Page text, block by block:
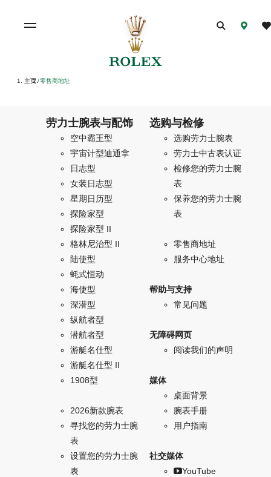
主页/ 零售商地址
劳力士腕表与配饰
空中霸王型
宇宙计型迪通拿
日志型
女装日志型
星期日历型
探险家型
探险家型 II
格林尼治型 II
陆使型
蚝式恒动
海使型
深潜型
纵航者型
潜航者型
游艇名仕型
游艇名仕型 II
1908型
2026新款腕表
寻找您的劳力士腕
表
设置您的劳力士腕
表
选购与检修
选购劳力士腕表
劳力士中古表认证
检修您的劳力士腕
表
保养您的劳力士腕
表
零售商地址
服务中心地址
帮助与支持
常见问题
无障碍网页
阅读我们的声明
媒体
桌面背景
腕表手册
用户指南
社交媒体
YouTube